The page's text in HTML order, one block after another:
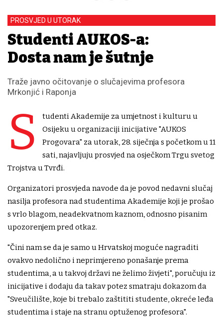
PROSVJED U UTORAK
Studenti AUKOS-a:
Dosta nam je šutnje
Traže javno očitovanje o slučajevima profesora
Mrkonjić i Raponja
S
tudenti Akademije za umjetnost i kulturu u
Osijeku u organizaciji inicijative "AUKOS
Progovara" za utorak, 28. siječnja s početkom u 11
sati, najavljuju prosvjed na osječkom Trgu svetog
Trojstva u Tvrđi.
Organizatori prosvjeda navode da je povod nedavni slučaj
nasilja profesora nad studentima Akademije koji je prošao
s vrlo blagom, neadekvatnom kaznom, odnosno pisanim
upozorenjem pred otkaz.
"Čini nam se da je samo u Hrvatskoj moguće nagraditi
ovakvo nedolično i neprimjereno ponašanje prema
studentima, a u takvoj državi ne želimo živjeti", poručuju iz
inicijative i dodaju da takav potez smatraju dokazom da
"Sveučilište, koje bi trebalo zaštititi studente, okreće leđa
studentima i staje na stranu optuženog profesora".